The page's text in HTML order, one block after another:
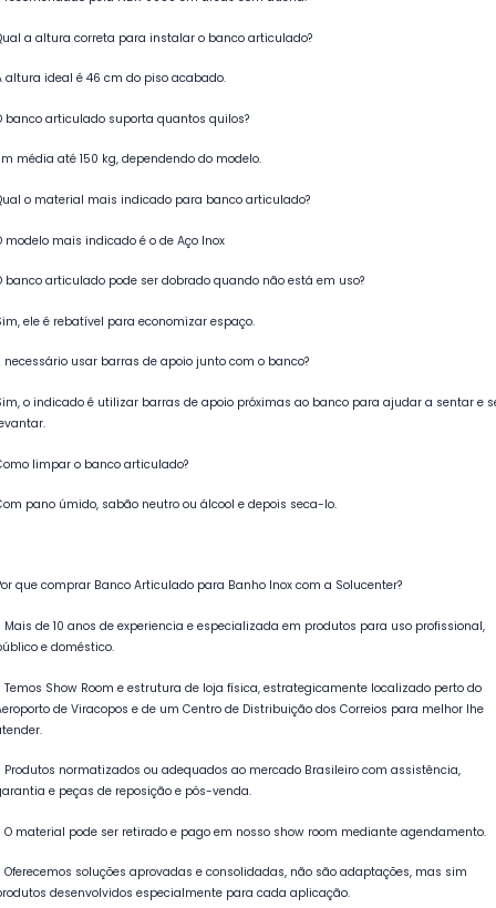
a altura correta para instalar o banco articulado?
altura ideal é 46 cm do piso acabado.
banco articulado suporta quantos quilos?
média até 150 kg, dependendo do modelo.
o material mais indicado para banco articulado?
modelo mais indicado é o de Aço Inox
banco articulado pode ser dobrado quando não está em uso?
ele é rebatível para economizar espaço.
necessário usar barras de apoio junto com o banco?
o indicado é utilizar barras de apoio próximas ao banco para ajudar a sentar e
limpar o banco articulado?
pano úmido, sabão neutro ou álcool e depois seca-lo.
que comprar Banco Articulado para Banho Inox com a Solucenter?
Mais de 10 anos de experiencia e especializada em produtos para uso profissional,
e doméstico.
Temos Show Room e estrutura de loja física, estrategicamente localizado perto do
de Viracopos e de um Centro de Distribuição dos Correios para melhor lhe
Produtos normatizados ou adequados ao mercado Brasileiro com assistência,
e peças de reposição e pós-venda.
O material pode ser retirado e pago em nosso show room mediante agendamento.
Oferecemos soluções aprovadas e consolidadas, não são adaptações, mas sim
desenvolvidos especialmente para cada aplicação.